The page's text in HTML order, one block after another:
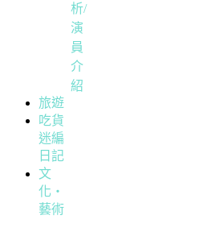
析/
演
員
介
紹
旅遊
吃貨
迷編
日記
文
化・
藝術